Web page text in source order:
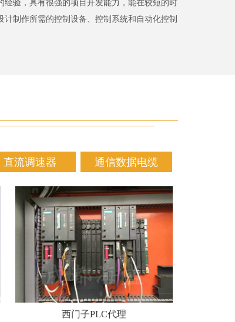
验，具有很强的项目开发能力，能在较短的时
制作所需的控制设备、控制系统和自动化控制
直流调速器 通信数据电缆
西门子PLC代理